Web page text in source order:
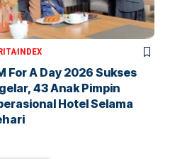
INDEX
For A Day 2026 Sukses
43 Anak Pimpin
Hotel Selama